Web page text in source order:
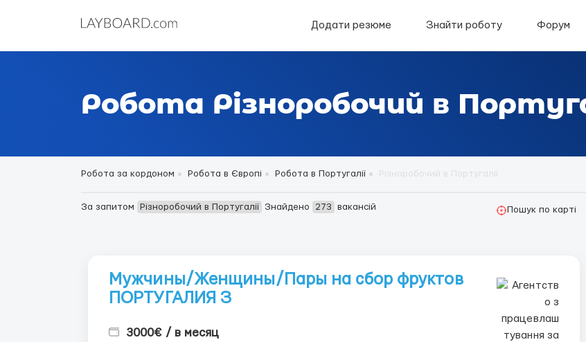
Додати резюме Знайти роботу Форум
Робота Різноробочий в
Робота за кордоном Робота в Європі Робота в Португалії
За запитом Різноробочий в Португалії Знайдено 273 вакансій Пошук по карті
Мужчины/Женщины/Пары на сбор фруктов
ПОРТУГАЛИЯ З
3000€ / в месяц